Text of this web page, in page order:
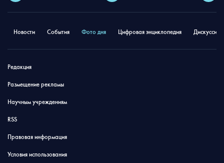
Новости События Фото дня Цифровая энциклопедия
Редакция
Размещение рекламы
Научным учреждениям
RSS
Правовая информация
Условия использования